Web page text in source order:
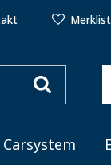
Carsystem